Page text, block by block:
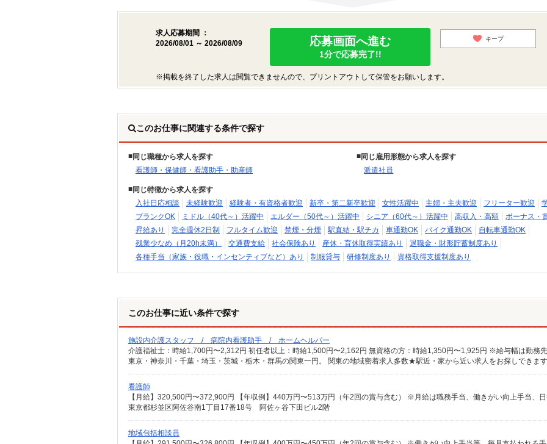
求人応募期間 ：
2026/08/01 ～ 2026/08/09
応募画面へ進む
1分で応募完了!!
キープ
※掲載を終了した求人は閲覧できませんので、プリントアウトして保管をお願いします。
このお仕事に関連する条件で探す
同じ職種から求人を探す
看護師・保健師・看護助手・助産師
同じ雇用形態から求人を探す
派遣社員
同じ特徴から求人を探す
入社日応相談
未経験歓迎 経験者・有資格者歓迎 新卒・第二新卒歓迎 女性活躍中 主婦・主夫歓迎 フリーター歓迎
ブランクOK
ミドル（40代～）活躍中 エルダー（50代～）活躍中 シニア（60代～）活躍中 高収入・高額
ボーナス・
昇給あり
完全週休2日制 フルタイム歓迎 禁煙・分煙 駅直結・駅チカ 車通勤OK バイク通勤OK
自転車通勤OK
残業少なめ（月20h未満）
交通費支給 社会保険あり 産休・育休取得実績あり
退職金・財形貯蓄制度あり
各種手当（家族・役職・インセンティブなど）あり
制服貸与 研修制度あり 資格取得支援制度あり
このお仕事に近い条件で探す
施設内介護スタッフ / 病院内看護助手 / ホームヘルパー
東京・神奈川・千葉・埼玉・茨城・栃木・群馬の関東一円。 関東の地域密着求人多数★駅近・家から近い求人をお探しできます
看護師
東京都杉並区阿佐谷南1丁目17番18号 阿佐ヶ谷下田ビル2階
地域包括相談員